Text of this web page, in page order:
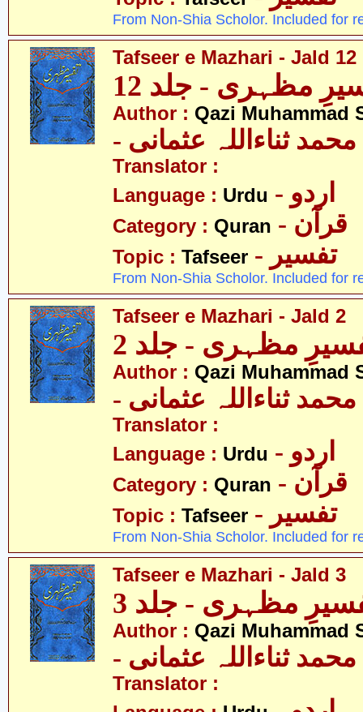
From Non-Shia Scholor. Included for
Tafseer e Mazhari - Jald 12
مظہری - جلد 12
Author : Qazi Muhammad
ثناءاللہ عثمانی
Translator :
Language : Urdu - اردو
Category : Quran - قرآن
Topic : Tafseer - تفسیر
From Non-Shia Scholor. Included for
Tafseer e Mazhari - Jald 2
مظہری - جلد 2
Author : Qazi Muhammad
ثناءاللہ عثمانی
Translator :
Language : Urdu - اردو
Category : Quran - قرآن
Topic : Tafseer - تفسیر
From Non-Shia Scholor. Included for
Tafseer e Mazhari - Jald 3
مظہری - جلد 3
Author : Qazi Muhammad
ثناءاللہ عثمانی
Translator :